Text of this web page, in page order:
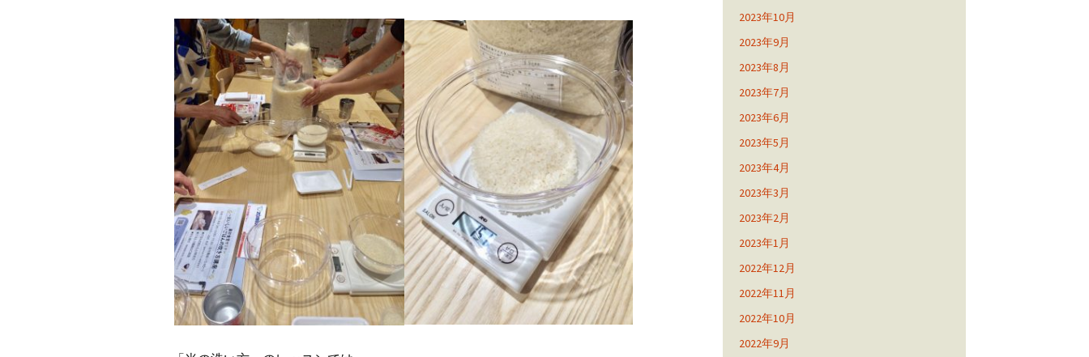
2023年10月
2023年9月
2023年8月
2023年7月
2023年6月
2023年5月
2023年4月
2023年3月
2023年2月
2023年1月
2022年12月
2022年11月
2022年10月
2022年9月